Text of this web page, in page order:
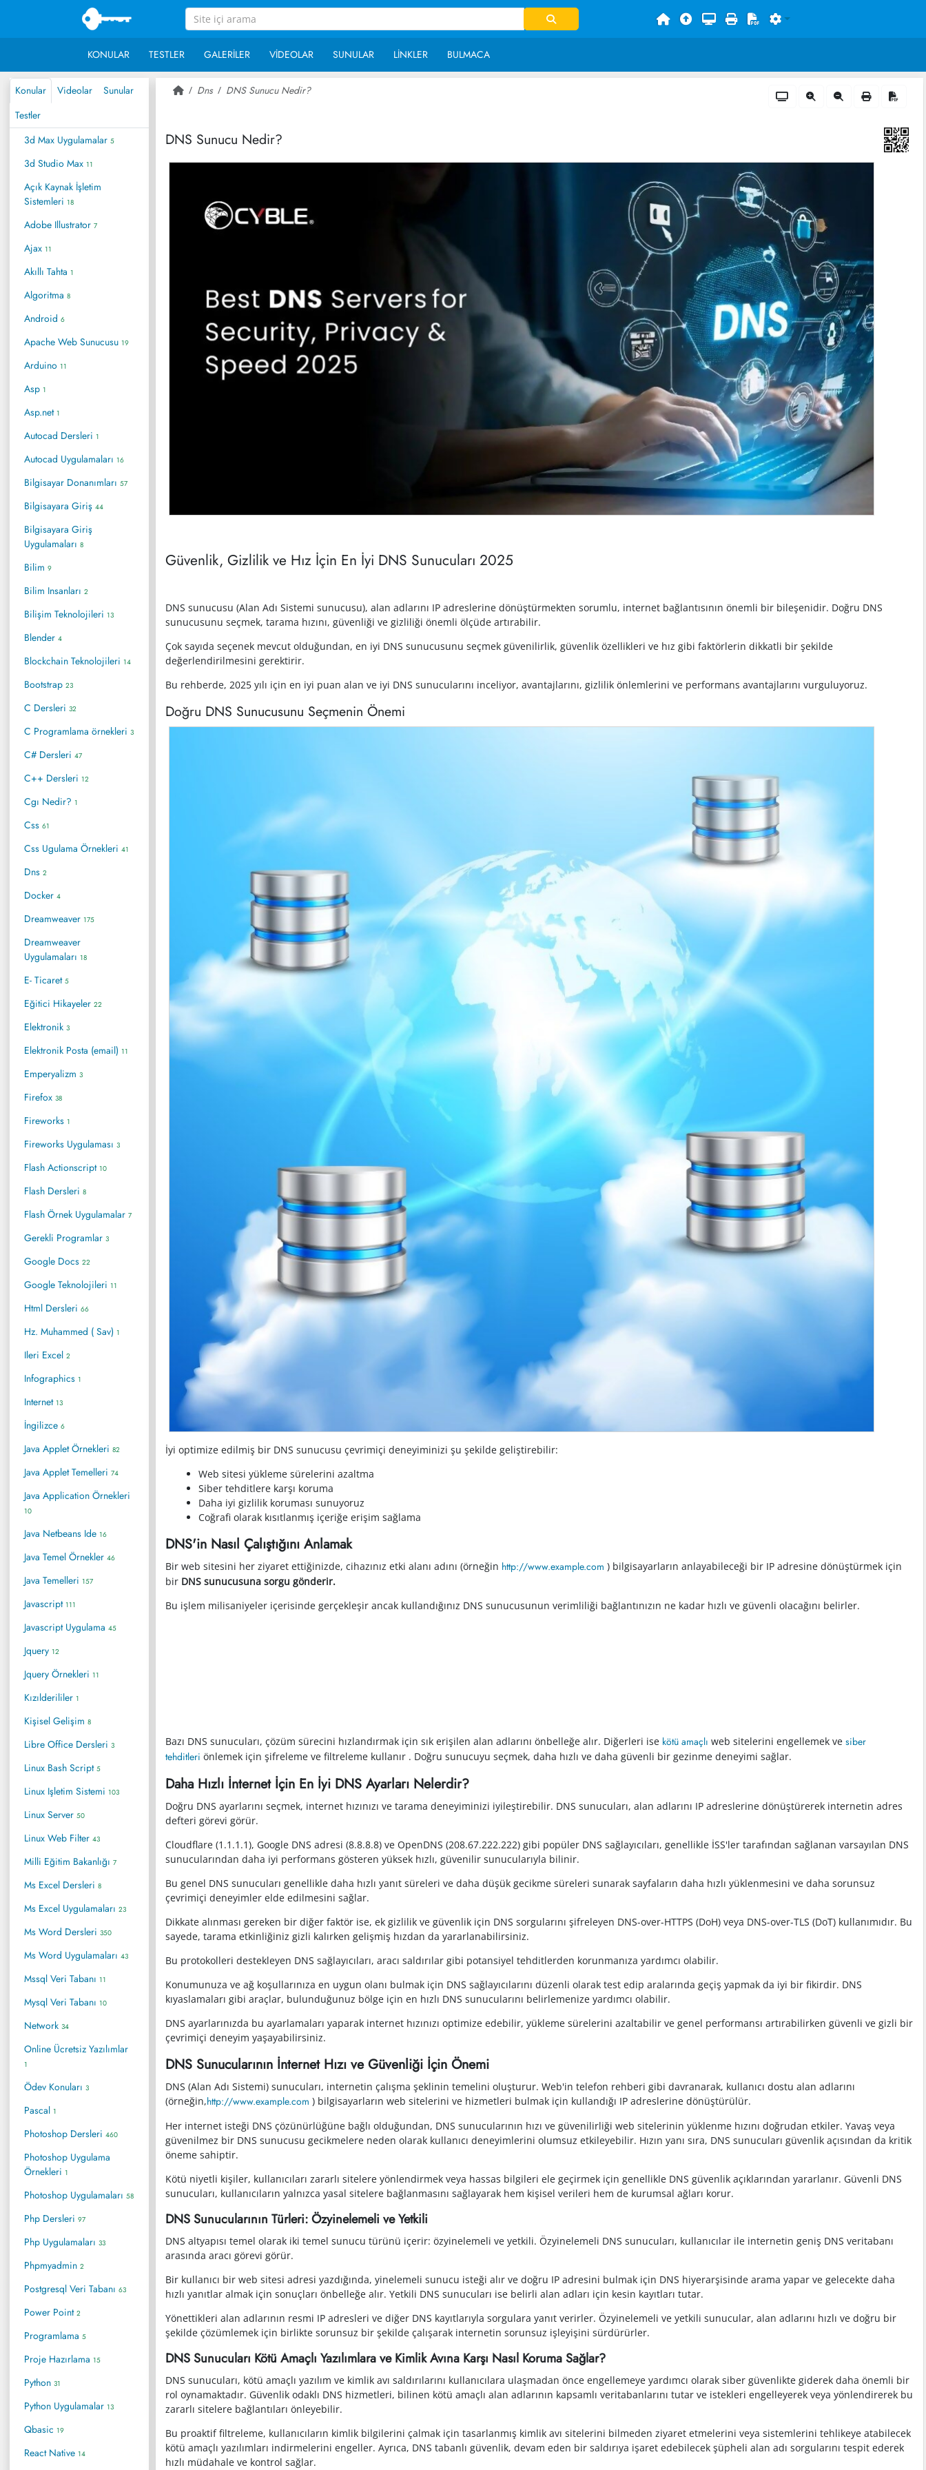
KONULAR TESTLER GALERILER VIDEOLAR SUNULAR LINKLER BULMACA
Konular Videolar
Sunular
Testler
3d Max Uygulamalar 5
3d Studio Max 11
Açık Kaynak İşletim
Sistemleri 18
Adobe Illustrator 7
Ajax 11
Akıllı Tahta 1
Algoritma 8
Android 6
Apache Web Sunucusu 19
Arduino 11
Asp 1
Asp.net 1
Autocad Dersleri 1
Autocad Uygulamaları 16
Bilgisayar Donanımları 57
Bilgisayara Giriş 44
Bilgisayara Giriş
Uygulamaları 8
Bilim 9
Bilim Insanları 2
Bilişim Teknolojileri 13
Blender 4
Blockchain Teknolojileri 14
Bootstrap 23
C Dersleri 32
C Programlama örnekleri 3
C# Dersleri 47
C++ Dersleri 12
Cgı Nedir? 1
Css 61
Css Ugulama Örnekleri 41
Dns 2
Docker 4
Dreamweaver 175
Dreamweaver
Uygulamaları 18
E- Ticaret 5
Eğitici Hikayeler 22
Elektronik 3
Elektronik Posta (email) 11
Emperyalizm 3
Firefox 38
Fireworks 1
Fireworks Uygulaması 3
Flash Actionscript 10
Flash Dersleri 8
Flash Örnek Uygulamalar 7
Gerekli Programlar 3
Google Docs 22
Google Teknolojileri 11
Html Dersleri 66
Hz. Muhammed ( Sav) 1
Ileri Excel 2
Infographics 1
Internet 13
İngilizce 6
Java Applet Örnekleri 82
Java Applet Temelleri 74
Java Application Örnekleri
10
Java Netbeans Ide 16
Java Temel Örnekler 46
Java Temelleri 157
Javascript 111
Javascript Uygulama 45
Jquery 12
Jquery Örnekleri 11
Kızılderililer 1
Kişisel Gelişim 8
Libre Office Dersleri 3
Linux Bash Script 5
Linux Işletim Sistemi 103
Linux Server 50
Linux Web Filter 43
Milli Eğitim Bakanlığı 7
Ms Excel Dersleri 8
Ms Excel Uygulamaları 23
Ms Word Dersleri 350
Ms Word Uygulamaları 43
Mssql Veri Tabanı 11
Mysql Veri Tabanı 10
Network 34
Online Ücretsiz Yazılımlar
1
Ödev Konuları 3
Pascal 1
Photoshop Dersleri 460
Photoshop Uygulama
Örnekleri 1
Photoshop Uygulamaları 58
Php Dersleri 97
Php Uygulamaları 33
Phpmyadmin 2
Postgresql Veri Tabanı 63
Power Point 2
Programlama 5
Proje Hazırlama 15
Python 31
Python Uygulamalar 13
Qbasic 19
React Native 14
Dns DNS Sunucu Nedir?
DNS Sunucu Nedir?
Güvenlik, Gizlilik ve Hız İçin En İyi DNS Sunucuları 2025
DNS sunucusu (Alan Adı Sistemi sunucusu), alan adlarını IP adreslerine dönüştürmekten sorumlu, internet bağlantısının önemli bir bileşenidir. Doğru DNS
sunucusunu seçmek, tarama hızını, güvenliği ve gizliliği önemli ölçüde artırabilir.
Çok sayıda seçenek mevcut olduğundan, en iyi DNS sunucusunu seçmek güvenilirlik, güvenlik özellikleri ve hız gibi faktörlerin dikkatli bir şekilde
değerlendirilmesini gerektirir.
Bu rehberde, 2025 yılı için en iyi puan alan ve iyi DNS sunucularını inceliyor, avantajlarını, gizlilik önlemlerini ve performans avantajlarını vurguluyoruz.
Doğru DNS Sunucusunu Seçmenin Önemi
İyi optimize edilmiş bir DNS sunucusu çevrimiçi deneyiminizi şu şekilde geliştirebilir:
Web sitesi yükleme sürelerini azaltma
Siber tehditlere karşı koruma
Daha iyi gizlilik koruması sunuyoruz
Coğrafi olarak kısıtlanmış içeriğe erişim sağlama
DNS'in Nasıl Çalıştığını Anlamak
Bir web sitesini her ziyaret ettiğinizde, cihazınızetki alanı adını (örneğin http://www.example.com ) bilgisayarların anlayabileceği bir IP adresine dönüştürmek için
bir DNS sunucusuna sorgu gönderir.
Bu işlem milisaniyeler içerisinde gerçekleşir ancak kullandığınız DNS sunucusunun verimliliği bağlantınızın ne kadar hızlı ve güvenli olacağını belirler.
Bazı DNS sunucuları, çözüm sürecini hızlandırmak için sık erişilen alan adlarını önbelleğe alır. Diğerleri ise kötü amaçlı web sitelerini engellemek vesiber
tehditleri önlemek için şifreleme ve filtreleme kullanır . Doğru sunucuyu seçmek, daha hızlı ve daha güvenli bir gezinme deneyimi sağlar.
Daha Hızlı İnternet İçin En İyi DNS Ayarları Nelerdir?
Doğru DNS ayarlarını seçmek, internet hızınızı ve tarama deneyiminizi iyileştirebilir. DNS sunucuları, alan adlarını IP adreslerine dönüştürerek internetin adres
defteri görevi görür.
Cloudflare (1.1.1.1), Google DNS adresi (8.8.8.8) ve OpenDNS (208.67.222.222) gibi popüler DNS sağlayıcıları, genellikle İSS'ler tarafından sağlanan varsayılan DNS
sunucularından daha iyi performans gösteren yüksek hızlı, güvenilir sunucularıyla bilinir.
Bu genel DNS sunucuları genellikle daha hızlı yanıt süreleri ve daha düşük gecikme süreleri sunarak sayfaların daha hızlı yüklenmesini ve daha sorunsuz
çevrimiçi deneyimler elde edilmesini sağlar.
Dikkate alınması gereken bir diğer faktör ise, ek gizlilik ve güvenlik için DNS sorgularını şifreleyen DNS-over-HTTPS (DoH) veya DNS-over-TLS (DoT) kullanımıdır. Bu
sayede, tarama etkinliğiniz gizli kalırken gelişmiş hızdan da yararlanabilirsiniz.
Bu protokolleri destekleyen DNS sağlayıcıları, aracı saldırılar gibi potansiyel tehditlerden korunmanıza yardımcı olabilir.
Konumunuza ve ağ koşullarınıza en uygun olanı bulmak için DNS sağlayıcılarını düzenli olarak test edip aralarında geçiş yapmak da iyi bir fikirdir. DNS
kıyaslamaları gibi araçlar, bulunduğunuz bölge için en hızlı DNS sunucularını belirlemenize yardımcı olabilir.
DNS ayarlarınızda bu ayarlamaları yaparak internet hızınızı optimize edebilir, yükleme sürelerini azaltabilir ve genel performansı artırabilirken güvenli ve gizli bir
çevrimiçi deneyim yaşayabilirsiniz.
DNS Sunucularının İnternet Hızı ve Güvenliği İçin Önemi
DNS (Alan Adı Sistemi) sunucuları, internetin çalışma şeklinin temelini oluşturur. Web'in telefon rehberi gibi davranarak, kullanıcı dostu alan adlarını
(örneğin,http://www.example.com ) bilgisayarların web sitelerini ve hizmetleri bulmak için kullandığı IP adreslerine dönüştürülür.
Her internet isteği DNS çözünürlüğüne bağlı olduğundan, DNS sunucularının hızı ve güvenilirliği web sitelerinin yüklenme hızını doğrudan etkiler. Yavaş veya
güvenilmez bir DNS sunucusu gecikmelere neden olarak kullanıcı deneyimlerini olumsuz etkileyebilir. Hızın yanı sıra, DNS sunucuları güvenlik açısından da kritik
öneme sahiptir.
Kötü niyetli kişiler, kullanıcıları zararlı sitelere yönlendirmek veya hassas bilgileri ele geçirmek için genellikle DNS güvenlik açıklarından yararlanır. Güvenli DNS
sunucuları, kullanıcıların yalnızca yasal sitelere bağlanmasını sağlayarak hem kişisel verileri hem de kurumsal ağları korur.
DNS Sunucularının Türleri: Özyinelemeli ve Yetkili
DNS altyapısı temel olarak iki temel sunucu türünü içerir: özyinelemeli ve yetkili. Özyinelemeli DNS sunucuları, kullanıcılar ile internetin geniş DNS veritabanı
arasında aracı görevi görür.
Bir kullanıcı bir web sitesi adresi yazdığında, yinelemeli sunucu isteği alır ve doğru IP adresini bulmak için DNS hiyerarşisinde arama yapar ve gelecekte daha
hızlı yanıtlar almak için sonuçları önbelleğe alır. Yetkili DNS sunucuları ise belirli alan adları için kesin kayıtları tutar.
Yönettikleri alan adlarının resmi IP adresleri ve diğer DNS kayıtlarıyla sorgulara yanıt verirler. Özyinelemeli ve yetkili sunucular, alan adlarını hızlı ve doğru bir
şekilde çözümlemek için birlikte sorunsuz bir şekilde çalışarak internetin sorunsuz işleyişini sürdürürler.
DNS Sunucuları Kötü Amaçlı Yazılımlara ve Kimlik Avına Karşı Nasıl Koruma Sağlar?
DNS sunucuları, kötü amaçlı yazılım ve kimlik avı saldırılarını kullanıcılara ulaşmadan önce engellemeye yardımcı olarak siber güvenlikte giderek daha önemli bir
rol oynamaktadır. Güvenlik odaklı DNS hizmetleri, bilinen kötü amaçlı alan adlarının kapsamlı veritabanlarını tutar ve istekleri engelleyerek veya yönlendirerek bu
zararlı sitelere bağlantıları önleyebilir.
Bu proaktif filtreleme, kullanıcıların kimlik bilgilerini çalmak için tasarlanmış kimlik avı sitelerini bilmeden ziyaret etmelerini veya sistemlerini tehlikeye atabilecek
kötü amaçlı yazılımları indirmelerini engeller. Ayrıca, DNS tabanlı güvenlik, devam eden bir saldırıya işaret edebilecek şüpheli alan adı sorgularını tespit ederek
hızlı müdahale ve kontrol sağlar.